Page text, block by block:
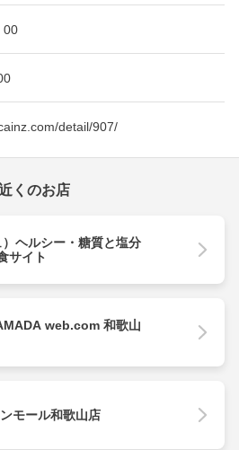
00
detail/907/
くのお店
ヘルシー・糖質と塩分
サイト
web.com 和歌山
モール和歌山店